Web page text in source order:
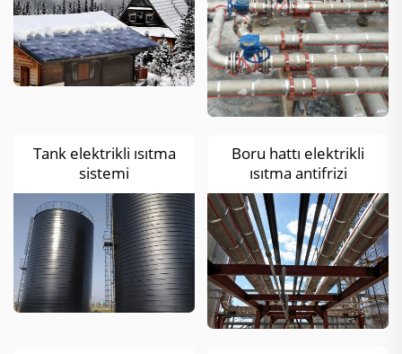
Tank elektrikli ısıtma
sistemi
Boru hattı elektrikli
ısıtma antifrizi